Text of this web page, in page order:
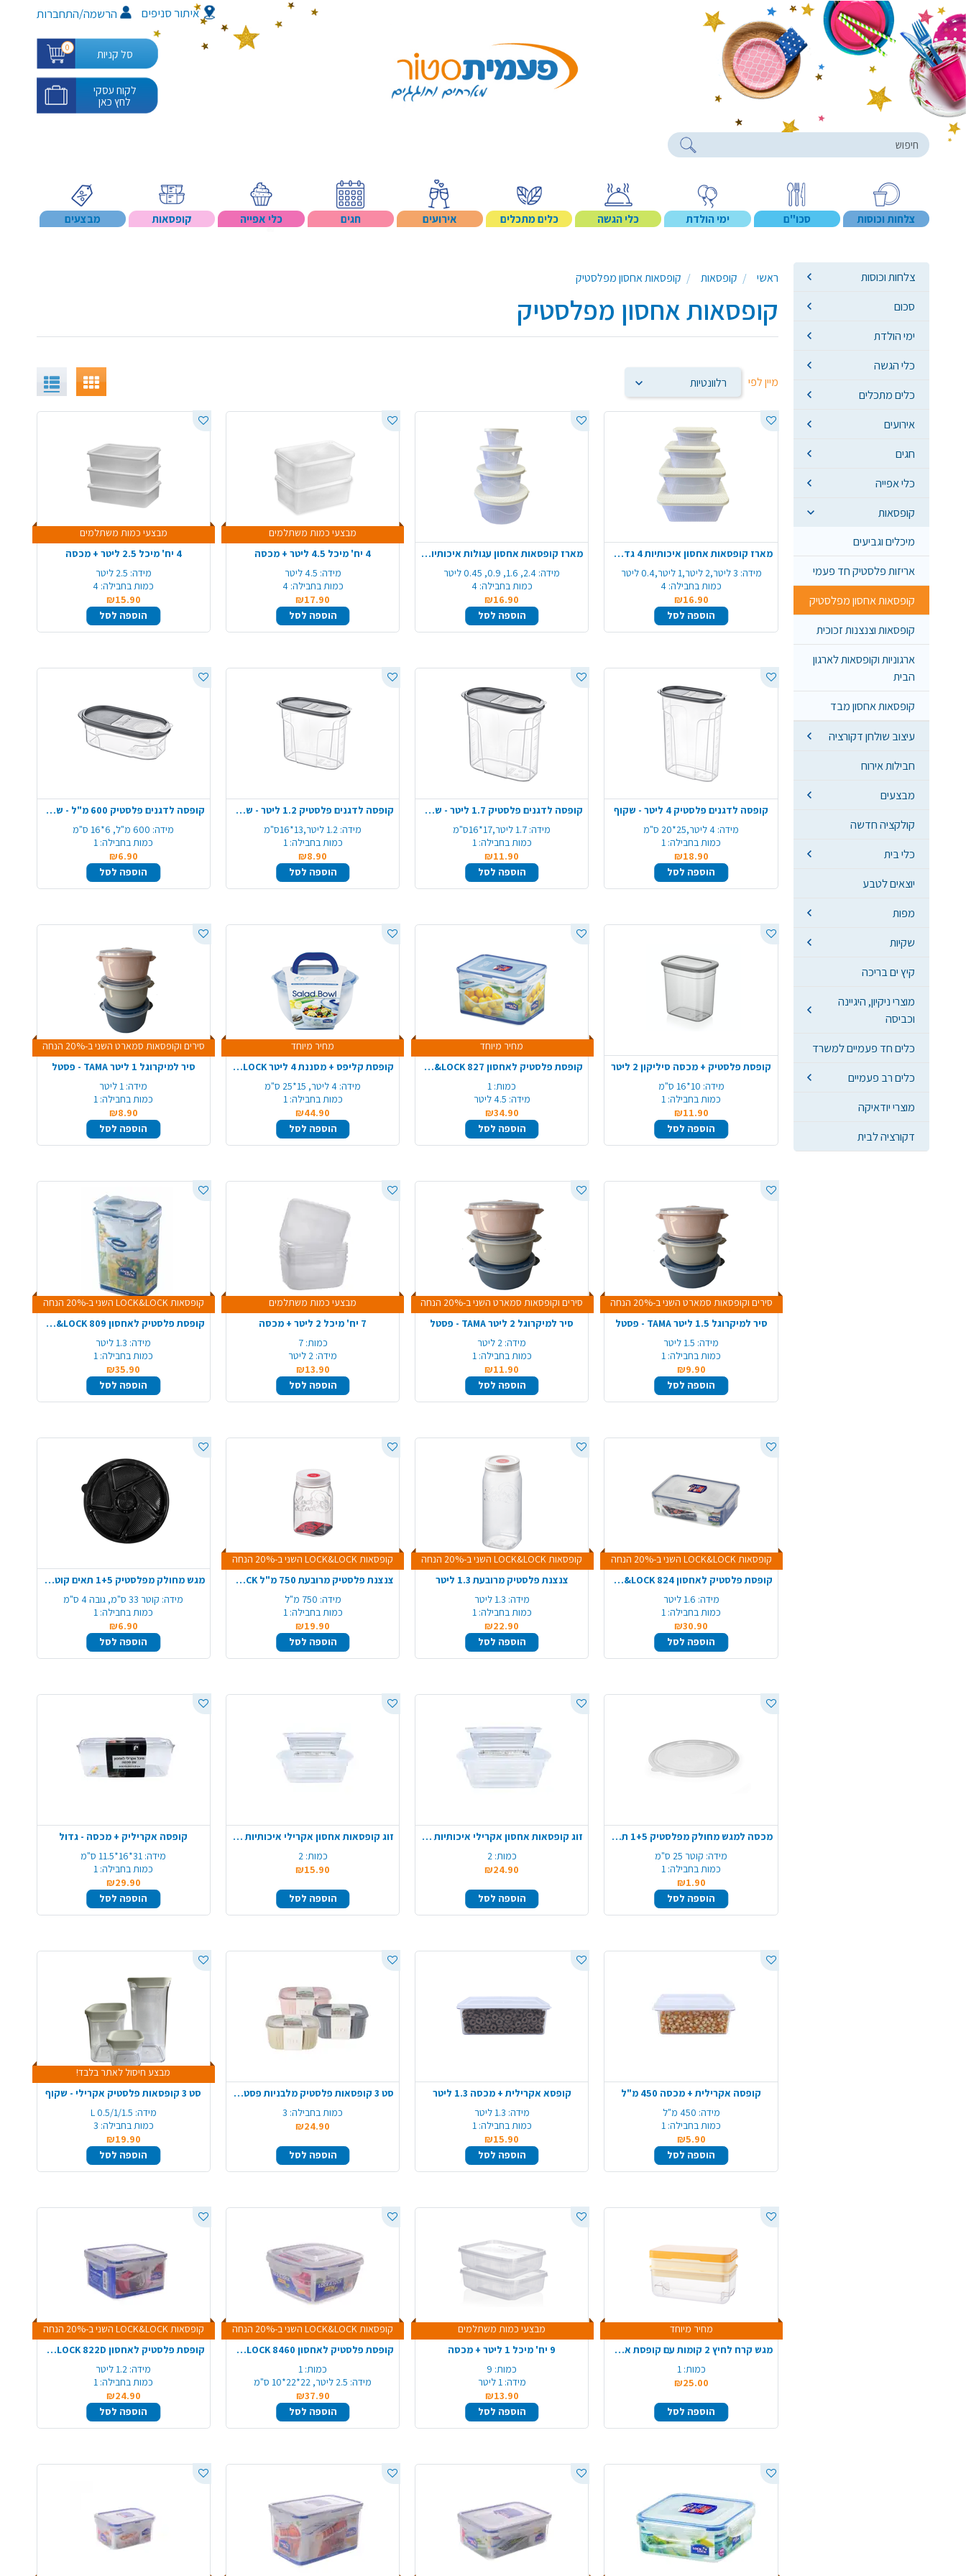
איתור סניפים הרשמה/התחברות
סל קניות 0
לקוח עסקי
לחץ כאן
Search products
צלחות וכוסות סכו"ם ימי הולדת כלי הגשה כלים מתכלים אירועים חגים כלי אפייה קופסאות מבצעים
צלחות וכוסות
סכום
ימי הולדת
כלי הגשה
כלים מתכלים
אירועים
חגים
כלי אפייה
קופסאות
מיכלים וגביעים
אריזות פלסטיק חד פעמי
קופסאות אחסון מפלסטיק
קופסאות וצנצנות זכוכית
ארגוניות וקופסאות לארגון
הבית
קופסאות אחסון מבד
עיצוב שולחן דקורציה
חבילות אירוח
מבצעים
קולקציה חדשה
כלי בית
יוצאים לטבע
מפות
שקיות
קיץ ים בריכה
מוצרי ניקיון, היגיינה
וכביסה
כלים חד פעמיים למשרד
כלים רב פעמיים
מוצרי יודאיקה
דקורציה לבית
ראשי קופסאות קופסאות אחסון מפלסטיק
קופסאות אחסון מפלסטיק
מיין לפי
מארז קופסאות אחסון איכותיות 4 גדלים - לבן שקוף
מידה: 3 ליטר,2 ליטר,1 ליטר,0.4 ליטר
כמות בחבילה: 4
₪16.90
הוספה לסל
מארז קופסאות אחסון עגולות איכותיות 4 גדלים - לבן
מידה: 2.4, 1.6, 0.9, 0.45 ליטר
כמות בחבילה: 4
₪16.90
הוספה לסל
מבצעי כמות משתלמים
4 יח' מיכל 4.5 ליטר + מכסה
מידה: 4.5 ליטר
כמות בחבילה: 4
₪17.90
הוספה לסל
מבצעי כמות משתלמים
4 יח' מיכל 2.5 ליטר + מכסה
מידה: 2.5 ליטר
כמות בחבילה: 4
₪15.90
הוספה לסל
קופסה לדגנים פלסטיק 4 ליטר - שקוף
מידה: 4 ליטר,25*20 ס"מ
כמות בחבילה: 1
₪18.90
הוספה לסל
קופסה לדגנים פלסטיק 1.7 ליטר - שקוף
מידה: 1.7 ליטר,17*16ס"מ
כמות בחבילה: 1
₪11.90
הוספה לסל
קופסה לדגנים פלסטיק 1.2 ליטר - שקוף
מידה: 1.2 ליטר,13*16ס"מ
כמות בחבילה: 1
₪8.90
הוספה לסל
קופסה לדגנים פלסטיק 600 מ"ל - שקוף
מידה: 600 מ"ל, 6*16 ס"מ
כמות בחבילה: 1
₪6.90
הוספה לסל
קופסת פלסטיק + מכסה סיליקון 2 ליטר
מידה: 10*16 ס"מ
כמות בחבילה: 1
₪11.90
הוספה לסל
מחיר מיוחד
קופסת פלסטיק לאחסון LOCK&LOCK 827
כמות: 1
מידה: 4.5 ליטר
₪34.90
הוספה לסל
מחיר מיוחד
קופסת קליפס + מסננת 4 ליטר LOCK&LOCK
מידה: 4 ליטר, 15*25 ס"מ
כמות בחבילה: 1
₪44.90
הוספה לסל
סירים וקופסאות סמארט השני ב-20% הנחה
סיר למיקרוגל 1 ליטר TAMA - פסטל
מידה: 1 ליטר
כמות בחבילה: 1
₪8.90
הוספה לסל
סירים וקופסאות סמארט השני ב-20% הנחה
סיר למיקרוגל 1.5 ליטר TAMA - פסטל
מידה: 1.5 ליטר
כמות בחבילה: 1
₪9.90
הוספה לסל
סירים וקופסאות סמארט השני ב-20% הנחה
סיר למיקרוגל 2 ליטר TAMA - פסטל
מידה: 2 ליטר
כמות בחבילה: 1
₪11.90
הוספה לסל
מבצעי כמות משתלמים
7 יח' מיכל 2 ליטר + מכסה
כמות: 7
מידה: 2 ליטר
₪13.90
הוספה לסל
קופסאות LOCK&LOCK השני ב-20% הנחה
קופסת פלסטיק לאחסון LOCK&LOCK 809
מידה: 1.3 ליטר
כמות בחבילה: 1
₪35.90
הוספה לסל
קופסאות LOCK&LOCK השני ב-20% הנחה
קופסת פלסטיק לאחסון LOCK&LOCK 824
מידה: 1.6 ליטר
כמות בחבילה: 1
₪30.90
הוספה לסל
קופסאות LOCK&LOCK השני ב-20% הנחה
צנצנת פלסטיק מרובעת 1.3 ליטר
מידה: 1.3 ליטר
כמות בחבילה: 1
₪22.90
הוספה לסל
קופסאות LOCK&LOCK השני ב-20% הנחה
צנצנת פלסטיק מרובעת 750 מ"ל LOCK&LOCK - שקוף
מידה: 750 מ"ל
כמות בחבילה: 1
₪19.90
הוספה לסל
מגש מחולק מפלסטיק 1+5 תאים קוטר 33 ס"מ
מידה: קוטר 33 ס"מ, גובה 4 ס"מ
כמות בחבילה: 1
₪6.90
הוספה לסל
מכסה למגש מחולק מפלסטיק 1+5 תאים 25 ס"מ
מידה: קוטר 25 ס"מ
כמות בחבילה: 1
₪1.90
הוספה לסל
זוג קופסאות אחסון אקרילי איכותיות - גדול
כמות: 2
₪24.90
הוספה לסל
זוג קופסאות אחסון אקרילי איכותיות - בינוני
כמות: 2
₪15.90
הוספה לסל
קופסה אקריליק + מכסה - גדול
מידה: 31*16*11.5 ס"מ
כמות בחבילה: 1
₪29.90
הוספה לסל
קופסה אקרילית + מכסה 450 מ"ל
מידה: 450 מ"ל
כמות בחבילה: 1
₪5.90
הוספה לסל
קופסא אקרילית + מכסה 1.3 ליטר
מידה: 1.3 ליטר
כמות בחבילה: 1
₪15.90
הוספה לסל
סט 3 קופסאות פלסטיק מלבניות פסטל - צבע משתנה
כמות בחבילה: 3
₪24.90
הוספה לסל
מבצע חיסול לאתר בלבד!
סט 3 קופסאות פלסטיק אקרילי - שקוף
מידה: 0.5/1/1.5 L
כמות בחבילה: 3
₪19.90
הוספה לסל
מחיר מיוחד
מגש קרח לחיץ 2 קומות עם קופסת אחסון
כמות: 1
₪25.00
הוספה לסל
מבצעי כמות משתלמים
9 יח' מיכל 1 ליטר + מכסה
כמות: 9
מידה: 1 ליטר
₪13.90
הוספה לסל
קופסאות LOCK&LOCK השני ב-20% הנחה
קופסת פלסטיק לאחסון LOCK&LOCK 8460
כמות: 1
מידה: 2.5 ליטר, 22*22*10 ס"מ
₪37.90
הוספה לסל
קופסאות LOCK&LOCK השני ב-20% הנחה
קופסת פלסטיק לאחסון LOCK&LOCK 822D
מידה: 1.2 ליטר
כמות בחבילה: 1
₪24.90
הוספה לסל